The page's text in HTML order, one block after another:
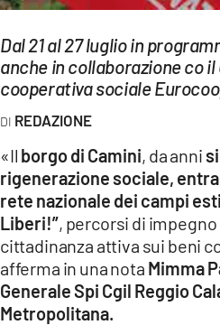
Streaming
LAC TV
LAC NETWORK
LAC ONAIR
LaC
Network
LACPLAY.IT
LACTV.IT
LACONAIR.IT
Dal 21 al 27 luglio in
anche in collaborazione co il
cooperativa sociale
REDAZIONE
«Il borgo di Camini, da anni
rigenerazione sociale,
rete nazionale dei campi
Liberi!”, percorsi di
cittadinanza attiva sui beni
afferma in una nota Mimma
Generale Spi Cgil Reggio
Metropolitana.